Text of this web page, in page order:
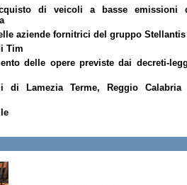
di veicoli a basse emissioni
aziende fornitrici del gruppo Stellantis
Tim
delle opere previste dai decreti-
di Lamezia Terme, Reggio Calabria